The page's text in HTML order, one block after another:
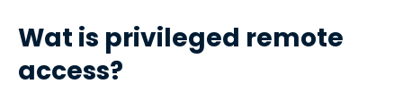
Wat is privileged remote
access?